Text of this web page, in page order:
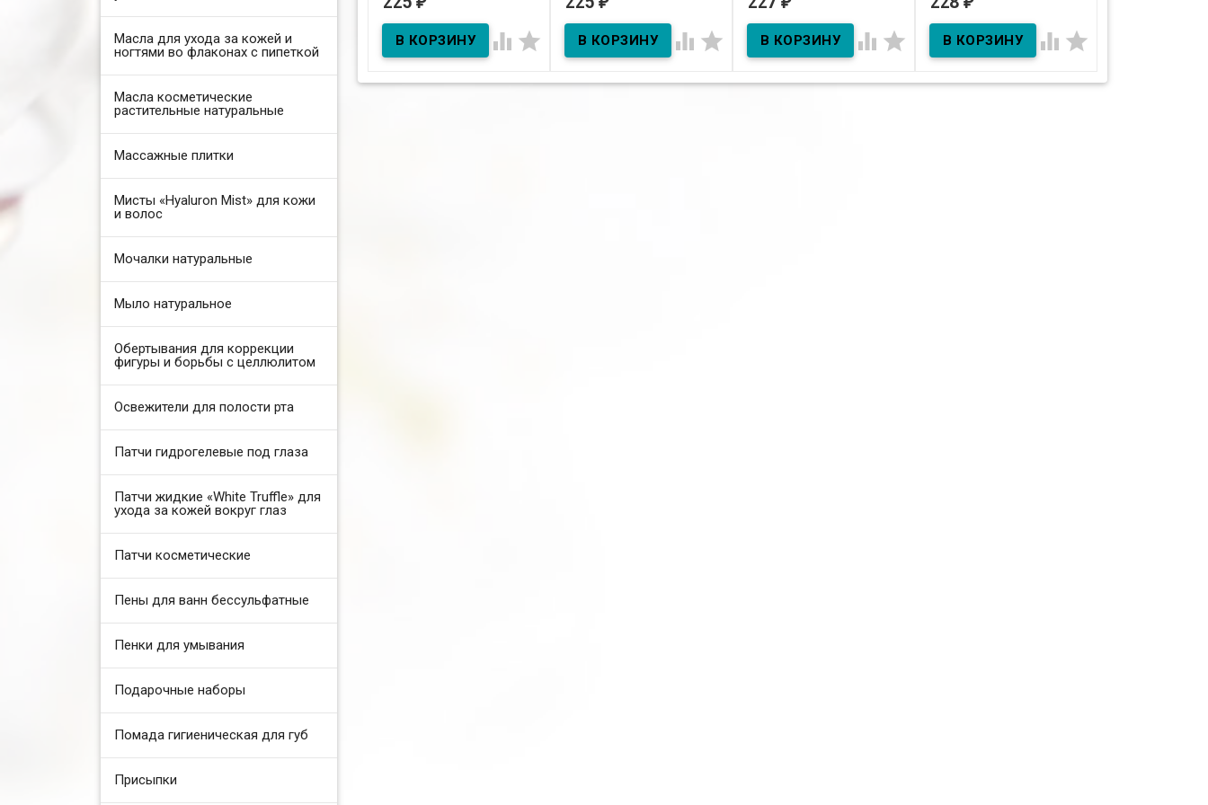
Масла для ухода за кожей и
ногтями во флаконах с пипеткой
Масла косметические
растительные натуральные
Массажные плитки
Мисты «Hyaluron Mist» для кожи
и волос
Мочалки натуральные
Мыло натуральное
Обертывания для коррекции
фигуры и борьбы с целлюлитом
Освежители для полости рта
Патчи гидрогелевые под глаза
Патчи жидкие «White Truffle» для
ухода за кожей вокруг глаз
Патчи косметические
Пены для ванн бессульфатные
Пенки для умывания
Подарочные наборы
Помада гигиеническая для губ
Присыпки
В наличии
С активом Brighlette
 
В наличии
 
В наличии
 
В наличии
 